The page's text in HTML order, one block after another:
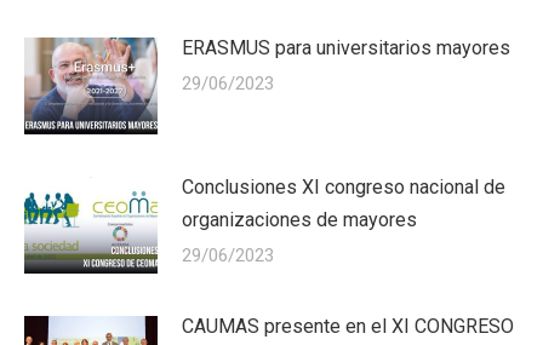
ERASMUS para universitarios mayores
29/06/2023
Conclusiones XI congreso nacional de
organizaciones de mayores
29/06/2023
CAUMAS presente en el XI CONGRESO